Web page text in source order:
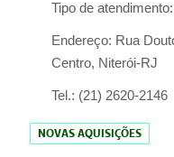
Tipo de atendimento:
Endereço: Rua
Centro, Niterói-RJ
Tel.: (21) 2620-2146
NOVAS AQUISIÇÕES